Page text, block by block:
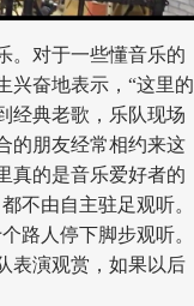
对于一些懂音乐的
兴奋地表示，“这里的
经典老歌，乐队现场
的朋友经常相约来这
真的是音乐爱好者的
不由自主驻足观听。
路人停下脚步观听。
表演观赏，如果以后